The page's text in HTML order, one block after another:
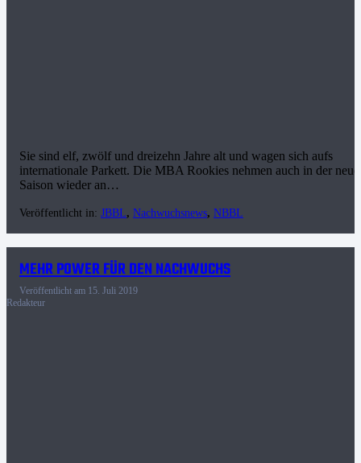
Sie sind elf, zwölf und dreizehn Jahre alt und wagen sich aufs
internationale Parkett. Die MBA Rookies nehmen auch in der
Saison wieder an…
Veröffentlicht in: JBBL, Nachwuchsnews, NBBL
MEHR POWER FÜR DEN NACHWUCHS
Veröffentlicht am 15. Juli 2019
Redakteur